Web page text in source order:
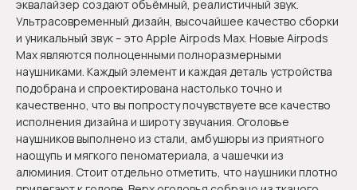
эквалайзер создают объёмный, реалистичный звук.
Ультрасовременный дизайн, высочайшее качество сборки
и уникальный звук – это Apple Airpods Max. Новые Airpods
Max являются полноценными полноразмерными
наушниками. Каждый элемент и каждая деталь устройства
подобрана и спроектирована настолько точно и
качественно, что вы попросту почувствуете все качество
исполнения дизайна и широту звучания. Оголовье
наушников выполнено из стали, амбушюры из приятного
наощупь и мягкого пеноматериала, а чашечки из
алюминия. Стоит отдельно отметить, что наушники плотно